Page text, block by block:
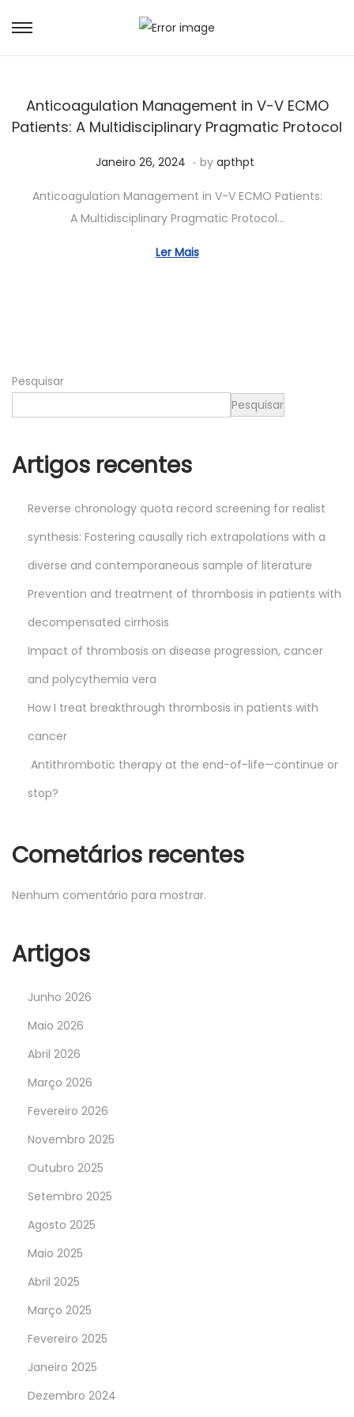
Anticoagulation Management in V-V ECMO
Patients: A Multidisciplinary Pragmatic Protocol
Posted on
Janeiro 26, 2024 M
o
8
. by apthpt
Anticoagulation Management in V-V ECMO Patients:
A Multidisciplinary Pragmatic Protocol…
Ler Mais
Pesquisar
Pesquisar
Artigos recentes
Reverse chronology quota record screening for realist
synthesis: Fostering causally rich extrapolations with a
diverse and contemporaneous sample of literature
Prevention and treatment of thrombosis in patients with
decompensated cirrhosis
Impact of thrombosis on disease progression, cancer
and polycythemia vera
How I treat breakthrough thrombosis in patients with
cancer
Antithrombotic therapy at the end-of-life—continue or
stop?
Cometários recentes
Nenhum comentário para mostrar.
Artigos
Junho 2026
Maio 2026
Abril 2026
Março 2026
Fevereiro 2026
Novembro 2025
Outubro 2025
Setembro 2025
Agosto 2025
Maio 2025
Abril 2025
Março 2025
Fevereiro 2025
Janeiro 2025
Dezembro 2024